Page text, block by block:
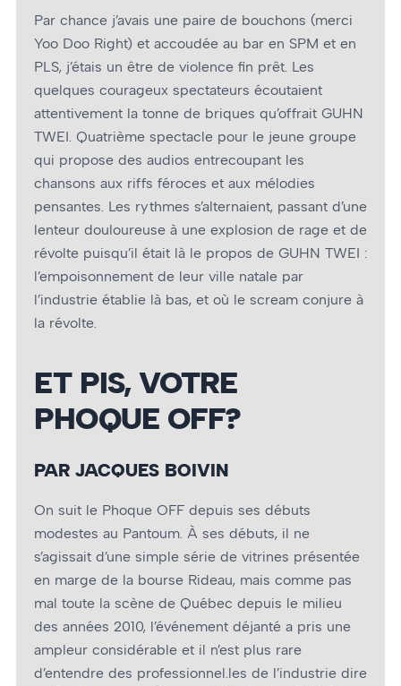
Par chance j’avais une paire de bouchons (merci
Yoo Doo Right) et accoudée au bar en SPM et en
PLS, j’étais un être de violence fin prêt. Les
quelques courageux spectateurs écoutaient
attentivement la tonne de briques qu’offrait GUHN
TWEI. Quatrième spectacle pour le jeune groupe
qui propose des audios entrecoupant les
chansons aux riffs féroces et aux mélodies
pensantes. Les rythmes s’alternaient, passant d’une
lenteur douloureuse à une explosion de rage et de
révolte puisqu’il était là le propos de GUHN TWEI :
l’empoisonnement de leur ville natale par
l’industrie établie là bas, et où le scream conjure à
la révolte.
ET PIS, VOTRE
PHOQUE OFF?
PAR JACQUES BOIVIN
On suit le Phoque OFF depuis ses débuts
modestes au Pantoum. À ses débuts, il ne
s’agissait d’une simple série de vitrines présentée
en marge de la bourse Rideau, mais comme pas
mal toute la scène de Québec depuis le milieu
des années 2010, l’événement déjanté a pris une
ampleur considérable et il n’est plus rare
d’entendre des professionnel.les de l’industrie dire